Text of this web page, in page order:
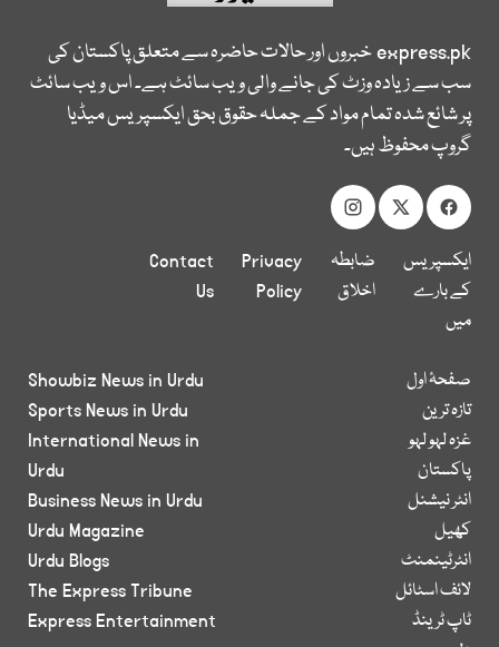
express.pkخبروں اور حالات حاضرہ سے متعلق پاکستان کی
سب سے زیادہ وزٹ کی جانے والی ویب سائٹ ہے۔ اس ویب سائٹ
پر شائع شدہ تمام مواد کے جملہ حقوق بحق ایکسپریس میڈیا
گروپ محفوظ ہیں۔
ایکسپریس
کے بارے
میں
ضابطہ
اخلاق
Privacy
Policy
Contact
Us
صفحۂ اول
تازہ ترین
غزہ لہو لہو
پاکستان
انٹر نیشنل
کھیل
انٹرٹینمنٹ
لائف اسٹائل
ٹاپ ٹرینڈ
Showbiz News in Urdu
Sports News in Urdu
International News in
Urdu
Business News in Urdu
Urdu Magazine
Urdu Blogs
The Express Tribune
Express Entertainment